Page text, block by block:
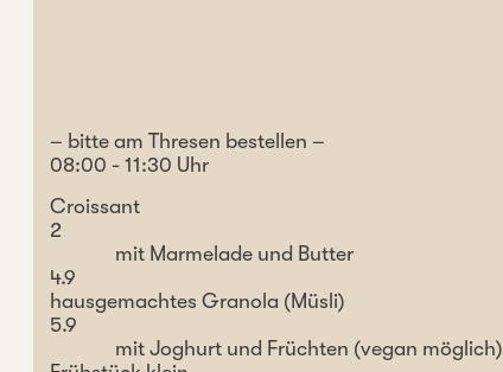
– bitte am Thresen bestellen –
08:00 - 11:30 Uhr
Croissant
2
mit Marmelade und Butter
4.9
hausgemachtes Granola (Müsli)
5.9
mit Joghurt und Früchten (vegan möglich)